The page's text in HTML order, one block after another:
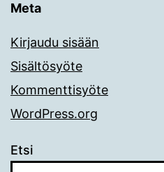
Meta
Kirjaudu sisään
Sisältösyöte
Kommenttisyöte
WordPress.org
Etsi